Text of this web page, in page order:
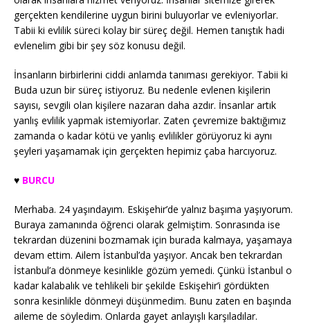
gerçekten kendilerine uygun birini buluyorlar ve evleniyorlar.
Tabii ki evlilik süreci kolay bir süreç değil. Hemen tanıştık hadi
evlenelim gibi bir şey söz konusu değil.
İnsanların birbirlerini ciddi anlamda tanıması gerekiyor. Tabii ki
Buda uzun bir süreç istiyoruz. Bu nedenle evlenen kişilerin
sayısı, sevgili olan kişilere nazaran daha azdır. İnsanlar artık
yanlış evlilik yapmak istemiyorlar. Zaten çevremize baktığımız
zamanda o kadar kötü ve yanlış evlilikler görüyoruz ki aynı
şeyleri yaşamamak için gerçekten hepimiz çaba harcıyoruz.
♥️ BURCU
Merhaba. 24 yaşındayım. Eskişehir’de yalnız başıma yaşıyorum.
Buraya zamanında öğrenci olarak gelmiştim. Sonrasında ise
tekrardan düzenini bozmamak için burada kalmaya, yaşamaya
devam ettim. Ailem İstanbul’da yaşıyor. Ancak ben tekrardan
İstanbul’a dönmeye kesinlikle gözüm yemedi. Çünkü İstanbul o
kadar kalabalık ve tehlikeli bir şekilde Eskişehir’i gördükten
sonra kesinlikle dönmeyi düşünmedim. Bunu zaten en başında
aileme de söyledim. Onlarda gayet anlayışlı karşıladılar.